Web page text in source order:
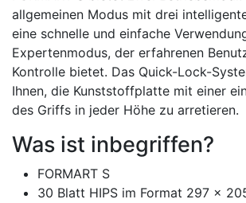
allgemeinen Modus mit drei
eine schnelle und einfache
Expertenmodus, der erfahrenen
Kontrolle bietet. Das Quick-Lock-
Ihnen, die Kunststoffplatte mit einer
des Griffs in jeder Höhe zu arretieren.
Was ist inbegriffen?
FORMART S
30 Blatt HIPS im Format 297 x